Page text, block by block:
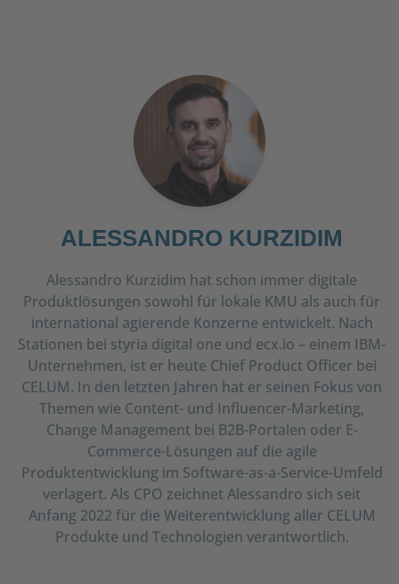
ALESSANDRO KURZIDIM
Alessandro Kurzidim hat schon immer digitale
Produktlösungen sowohl für lokale KMU als auch für
international agierende Konzerne entwickelt. Nach
Stationen bei styria digital one und ecx.io – einem IBM-
Unternehmen, ist er heute Chief Product Officer bei
CELUM. In den letzten Jahren hat er seinen Fokus von
Themen wie Content- und Influencer-Marketing,
Change Management bei B2B-Portalen oder E-
Commerce-Lösungen auf die agile
Produktentwicklung im Software-as-a-Service-Umfeld
verlagert. Als CPO zeichnet Alessandro sich seit
Anfang 2022 für die Weiterentwicklung aller CELUM
Produkte und Technologien verantwortlich.